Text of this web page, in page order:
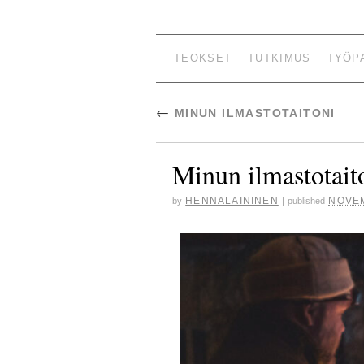
HENNA
TEOKSET TUTKIMUS
← MINUN ILMASTOTAITONI
Minun
by HENNALAININEN | published